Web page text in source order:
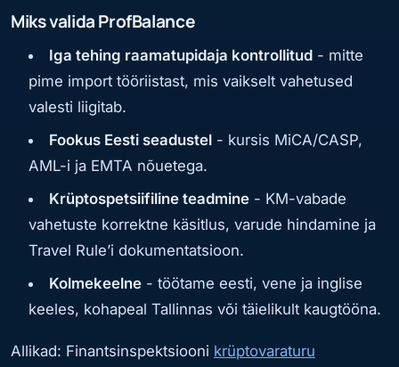
Miks valida ProfBalance
Iga tehing raamatupidaja kontrollitud- mitte
pime import tööriistast, mis vaikselt vahetused
valesti liigitab.
Fookus Eesti seadustel- kursis MiCA/CASP,
AML-i ja EMTA nõuetega.
Krüptospetsiifiline teadmine- KM-vabade
vahetuste korrektne käsitlus, varude hindamine ja
Travel Rule’i dokumentatsioon.
Kolmekeelne- töötame eesti, vene ja inglise
keeles, kohapeal Tallinnas või täielikult kaugtööna.
Allikad: Finantsinspektsiooni krüptovaraturu